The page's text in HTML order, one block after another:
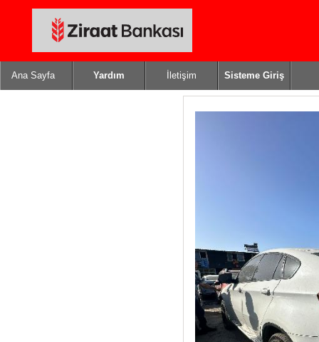
Ana Sayfa Yardım İletişim Sisteme Giriş